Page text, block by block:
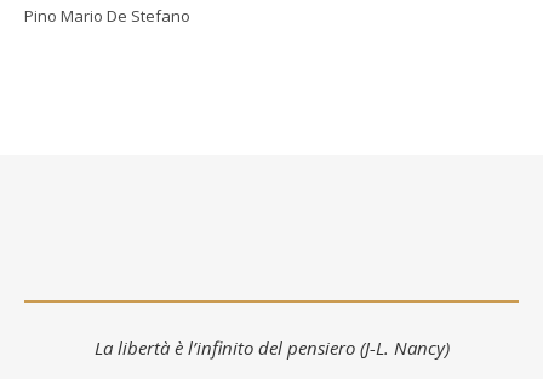
Pino Mario De Stefano
La libertà è l’infinito del pensiero (J-L. Nancy)